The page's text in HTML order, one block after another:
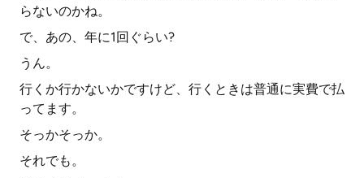
らないのかね。
で、あの、年に1回ぐらい?
うん。
行くか行かないかですけど、行くときは普通に実費で払
ってます。
そっかそっか。
それでも。